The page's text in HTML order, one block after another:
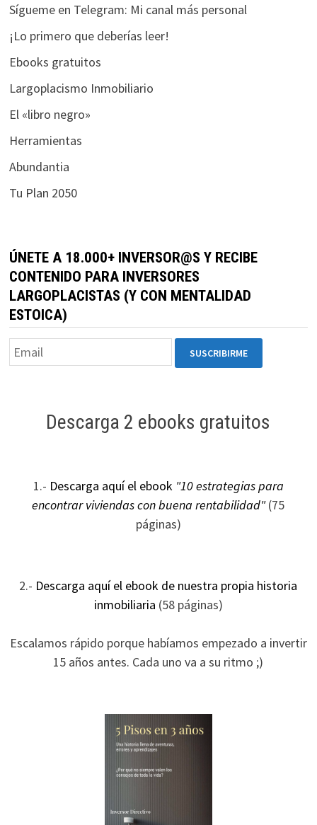
Sígueme en Telegram: Mi canal más personal
¡Lo primero que deberías leer!
Ebooks gratuitos
Largoplacismo Inmobiliario
El «libro negro»
Herramientas
Abundantia
Tu Plan 2050
ÚNETE A 18.000+ INVERSOR@S Y RECIBE
CONTENIDO PARA INVERSORES
LARGOPLACISTAS (Y CON MENTALIDAD
ESTOICA)
Descarga 2 ebooks gratuitos
1.- Descarga aquí el ebook "10 estrategias para
encontrar viviendas con buena rentabilidad"(75
páginas)
2.- Descarga aquí el ebook de nuestra propia historia
inmobiliaria (58 páginas)
Escalamos rápido porque habíamos empezado a invertir
15 años antes. Cada uno va a su ritmo ;)
funcionalidad
de la web, en
base a cómo
se usa la web.
Experiencia
Para que
funcione lo
mejor posible
cookies,
algunas
funcionalidades
desaparecerán
de la web.
Marketing
comportamiento
posibilidad de
ver contenido y